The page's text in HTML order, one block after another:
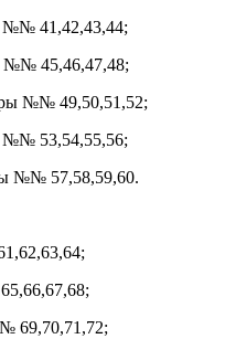
№№ 41,42,43,44;
№№ 45,46,47,48;
№№ 49,50,51,52;
№№ 53,54,55,56;
№№ 57,58,59,60.
69,70,71,72;